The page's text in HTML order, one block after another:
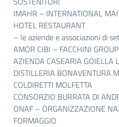
IMAHR – INTERNATIONAL
HOTEL RESTAURANT
– le aziende e associazioni di
AMOR CIBI – FACCHINI GROUP
AZIENDA CASEARIA GOIELLA
DISTILLERIA BONAVENTURA
COLDIRETTI MOLFETTA
CONSORZIO BURRATA DI
ONAF – ORGANIZZAZIONE
FORMAGGIO